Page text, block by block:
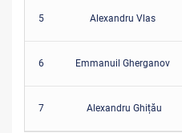
5 Alexandru Vlas
6 Emmanuil Gherganov
7 Alexandru Ghițău